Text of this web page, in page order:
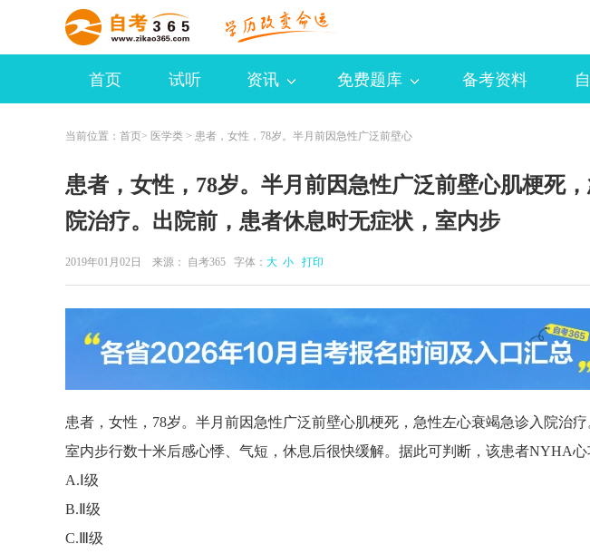
首页 试听 资讯 免费题库 备考资料
当前位置： 首页> 医学类 > 患者，女性，78岁。半月前因急性广泛前壁心
患者，女性，78岁。半月前因急性广泛前壁心肌梗死
院治疗。出院前，患者休息时无症状，室内步
2019年01月02日 来源： 自考365 字体： 大 小 打印
患者，女性，78岁。半月前因急性广泛前壁心肌梗死，急性左心衰竭急诊入院治
室内步行数十米后感心悸、气短，休息后很快缓解。据此可判断，该患者NYHA
A.Ⅰ级
B.Ⅱ级
C.Ⅲ级